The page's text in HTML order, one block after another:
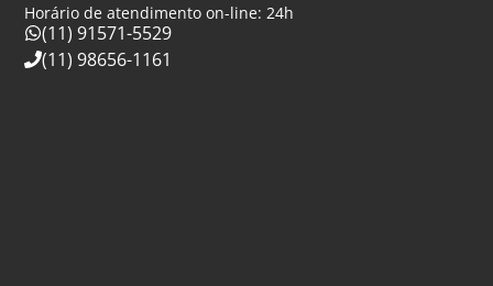
Horário de atendimento on-line: 24h
(11) 91571-5529
(11) 98656-1161